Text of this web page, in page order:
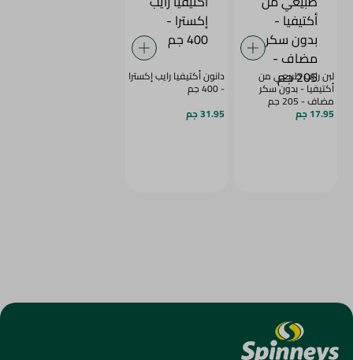
لبن رايب طبيعي من
أكتيفيا - بدون سكر
مضاف - 205 جم
17.95 جم
دانون أكتيفيا رايب إكسترا
- 400 جم
31.95 جم